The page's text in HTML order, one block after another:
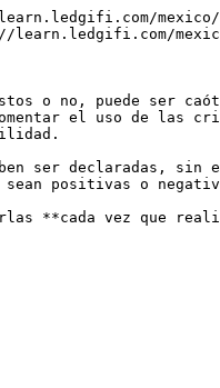
o no, puede ser
el uso de las
ser declaradas,
sean positivas o
**cada vez que